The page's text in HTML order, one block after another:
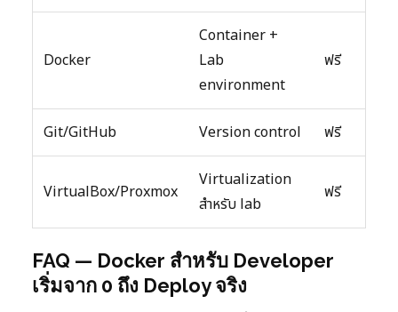
Docker
Container +
Lab
environment
ฟรี
Git/GitHub Version control ฟรี
VirtualBox/Proxmox
Virtualization
สำหรับ lab
ฟรี
FAQ — Docker สำหรับ Developer
เริ่มจาก 0 ถึง Deploy จริง